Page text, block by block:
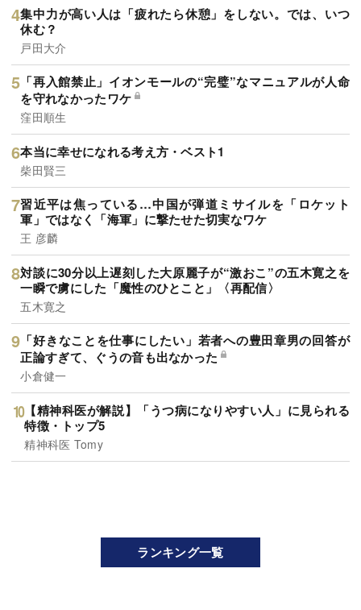
集中力が高い人は「疲れたら休憩」をしない。では、いつ
休む？
戸田大介
「再入館禁止」イオンモールの“完璧”なマニュアルが人命
を守れなかったワケ
窪田順生
本当に幸せになれる考え方・ベスト1
柴田賢三
習近平は焦っている…中国が弾道ミサイルを「ロケット
軍」ではなく「海軍」に撃たせた切実なワケ
王 彦麟
対談に30分以上遅刻した大原麗子が“激おこ”の五木寛之を
一瞬で虜にした「魔性のひとこと」〈再配信〉
五木寛之
「好きなことを仕事にしたい」若者への豊田章男の回答が
正論すぎて、ぐうの音も出なかった
小倉健一
【精神科医が解説】「うつ病になりやすい人」に見られる
特徴・トップ5
精神科医 Tomy
ランキング一覧